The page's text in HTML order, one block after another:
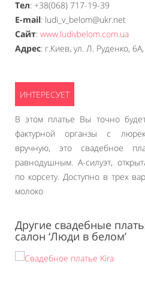
Тел: +38(068) 717-19-39
E-mail: ludi_v_belom@ukr.net
Сайт: www.ludivbelom.com.ua
Адрес: г.Киев, ул. Л. Руденко,
В этом платье Вы точно
фактурной органзы с
вручную, это свадебное
равнодушным. А-силуэт,
по корсету. Доступно в трех
молоко
Другие свадебные
салон ‘Люди в белом’